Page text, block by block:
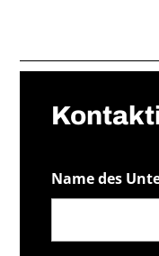
Builder und Editor
Name des